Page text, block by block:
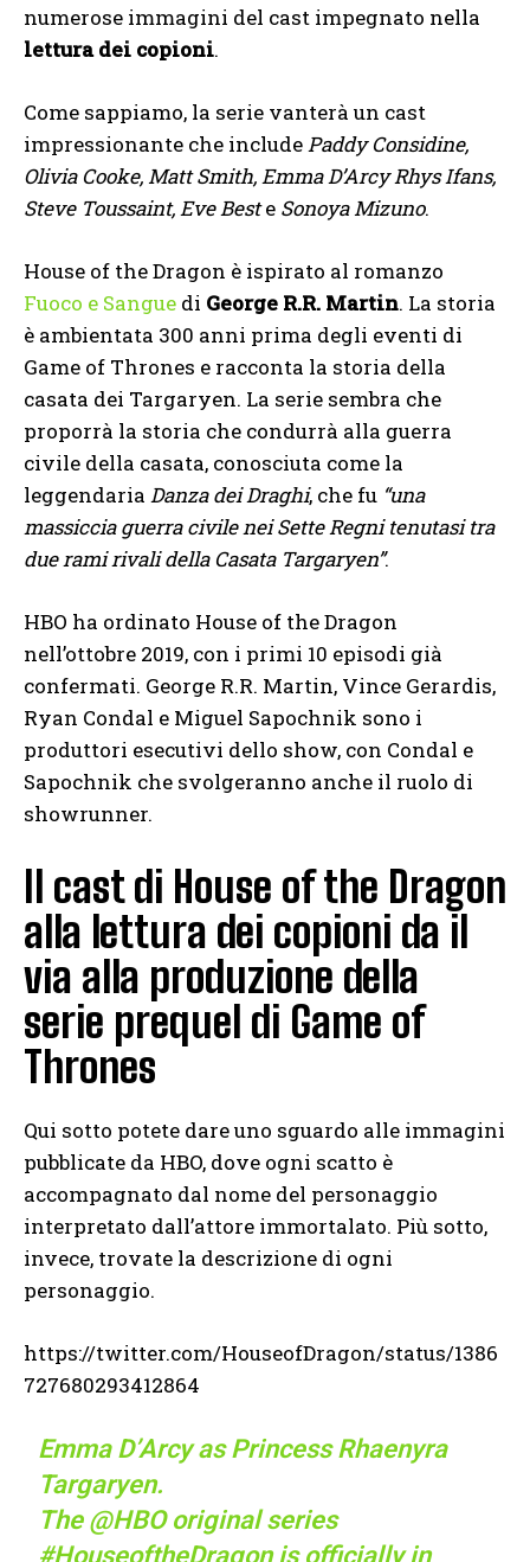
numerose immagini del cast impegnato nella
lettura dei copioni.
Come sappiamo, la serie vanterà un cast
impressionante che includePaddy Considine,
Olivia Cooke, Matt Smith, Emma D’Arcy Rhys Ifans,
Steve Toussaint, Eve Beste Sonoya Mizuno.
House of the Dragon è ispirato al romanzo
Fuoco e Sangue di George R.R. Martin. La storia
è ambientata 300 anni prima degli eventi di
Game of Thrones e racconta la storia della
casata dei Targaryen. La serie sembra che
proporrà la storia che condurrà alla guerra
civile della casata, conosciuta come la
leggendaria Danza dei Draghi, che fu “una
massiccia guerra civile nei Sette Regni tenutasi tra
due rami rivali della Casata Targaryen”.
HBO ha ordinato House of the Dragon
nell’ottobre 2019, con i primi 10 episodi già
confermati. George R.R. Martin, Vince Gerardis,
Ryan Condal e Miguel Sapochnik sono i
produttori esecutivi dello show, con Condal e
Sapochnik che svolgeranno anche il ruolo di
showrunner.
Il cast di House of the Dragon
alla lettura dei copioni da il
via alla produzione della
serie prequel di Game of
Thrones
Qui sotto potete dare uno sguardo alle immagini
pubblicate da HBO, dove ogni scatto è
accompagnato dal nome del personaggio
interpretato dall’attore immortalato. Più sotto,
invece, trovate la descrizione di ogni
personaggio.
https://twitter.com/HouseofDragon/status/1386
727680293412864
Emma D’Arcy as Princess Rhaenyra
Targaryen.
The @HBOoriginal series
#HouseoftheDragonis officially in